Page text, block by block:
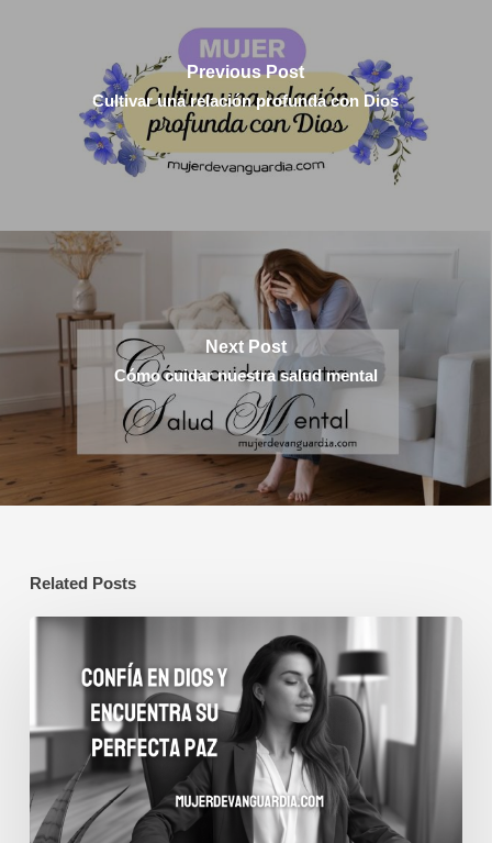
Previous Post
Cultivar una relación profunda con Dios
Next Post
Cómo cuidar nuestra salud mental
Related Posts
Confía
y
encuentra
Su
perfecta